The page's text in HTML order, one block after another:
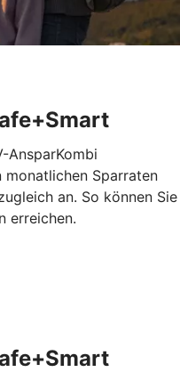
AnsparKombi
monatlichen Sparraten
an. So können Sie
erreichen.